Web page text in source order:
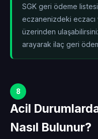
SGK geri ödeme
eczanenizdeki eczacı
üzerinden
arayarak ilaç geri
8
Acil
Nasıl Bulunur?